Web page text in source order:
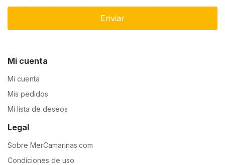
Enviar
Mi cuenta
Mi cuenta
Mis pedidos
Mi lista de deseos
Legal
Sobre MerCamarinas.com
Condiciones de uso